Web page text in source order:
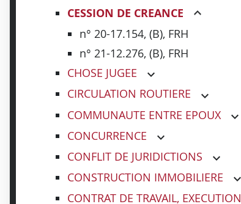
CESSION DE CREANCE
n° 20-17.154, (B), FRH
n° 21-12.276, (B), FRH
CHOSE JUGEE
CIRCULATION ROUTIERE
COMMUNAUTE ENTRE EPOUX
CONCURRENCE
CONFLIT DE JURIDICTIONS
CONSTRUCTION IMMOBILIERE
CONTRAT DE TRAVAIL, EXECUTION